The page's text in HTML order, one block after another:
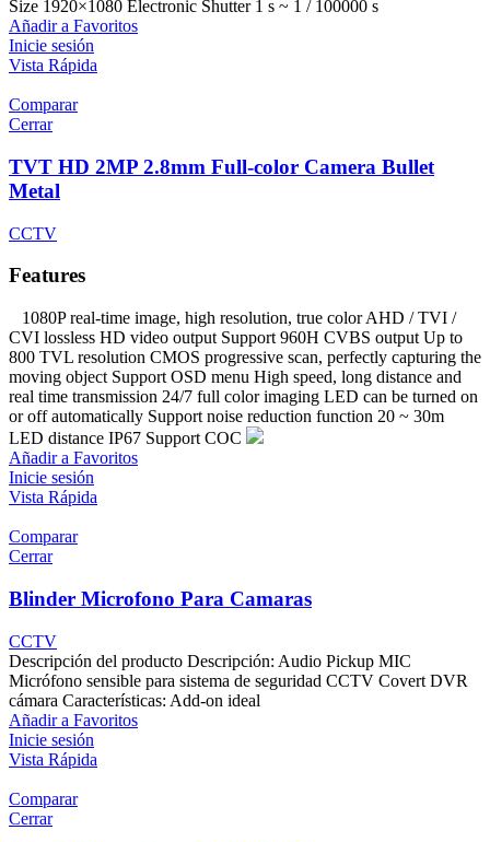
Size 1920×1080 Electronic Shutter 1 s ~ 1 / 100000 s
Añadir a Favoritos
Inicie sesión
Vista Rápida
Comparar
Cerrar
TVT HD 2MP 2.8mm Full-color Camera Bullet
Metal
CCTV
Features
1080P real-time image, high resolution, true color AHD / TVI /
CVI lossless HD video output Support 960H CVBS output Up to
800 TVL resolution CMOS progressive scan, perfectly capturing the
moving object Support OSD menu High speed, long distance and
real time transmission 24/7 full color imaging LED can be turned on
or off automatically Support noise reduction function 20 ~ 30m
LED distance IP67 Support COC
Añadir a Favoritos
Inicie sesión
Vista Rápida
Comparar
Cerrar
Blinder Microfono Para Camaras
CCTV
Descripción del producto Descripción: Audio Pickup MIC
Micrófono sensible para sistema de seguridad CCTV Covert DVR
cámara Características: Add-on ideal
Añadir a Favoritos
Inicie sesión
Vista Rápida
Comparar
Cerrar